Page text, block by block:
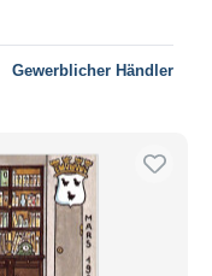
Gewerblicher Händler